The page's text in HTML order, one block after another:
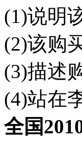
(1)说明
(2)该购
(3)描述
(4)站在
全国